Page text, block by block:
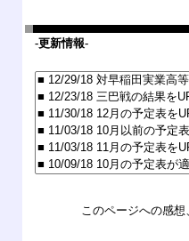
-更新情報-
このページへの感